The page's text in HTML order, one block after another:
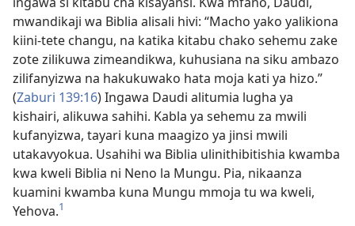
mwandikaji wa Biblia alisali hivi: “Macho yako yalikiona
kiini-tete changu, na katika kitabu chako sehemu zake
zote zilikuwa zimeandikwa, kuhusiana na siku ambazo
zilifanyizwa na hakukuwako hata moja kati ya hizo.”
(Zaburi 139:16) Ingawa Daudi alitumia lugha ya
kishairi, alikuwa sahihi. Kabla ya sehemu za mwili
kufanyizwa, tayari kuna maagizo ya jinsi mwili
utakavyokua. Usahihi wa Biblia ulinithibitishia kwamba
kwa kweli Biblia ni Neno la Mungu. Pia, nikaanza
kuamini kwamba kuna Mungu mmoja tu wa kweli,
Yehova.1